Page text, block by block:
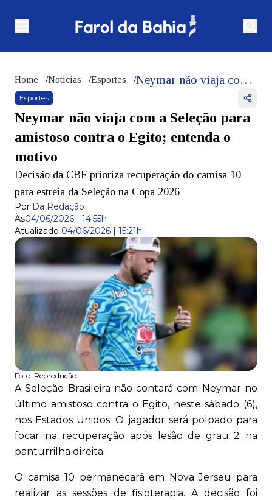
Home /Notícias /Esportes / Neymar não viaja com a Seleção para amistoso contra o Egito; entenda o motivo
Esportes
Neymar não viaja com a Seleção para
amistoso contra o Egito; entenda o
motivo
Decisão da CBF prioriza recuperação do camisa 10
para estreia da Seleção na Copa 2026
Por Da Redação
Às04/06/2026 | 14:55h
Atualizado 04/06/2026 | 15:21h
Foto: Reprodução
A Seleção Brasileira não contará com Neymar no
último amistoso contra o Egito, neste sábado (6),
nos Estados Unidos. O jagador será polpado para
focar na recuperação após lesão de grau 2 na
panturrilha direita.
O camisa 10 permanecará em Nova Jerseu para
realizar as sessões de fisioterapia. A decisão foi